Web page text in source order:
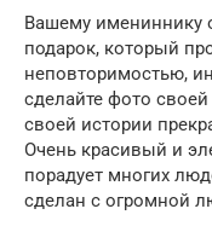
Вашему имениннику
подарок, который
неповторимостью,
сделайте фото
своей истории
Очень красивый и
порадует многих
сделан с огромной